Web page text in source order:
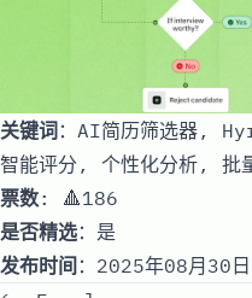
关键词：AI简历筛选器,
智能评分, 个性化分析, 批
票数: 🔺186
是否精选：是
发布时间 ：2025年08月30